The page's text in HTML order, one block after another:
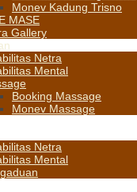
Monev Kadung Trisno
MASE
Gallery
Netra
Mental
Booking Massage
Monev Massage
Netra
Mental